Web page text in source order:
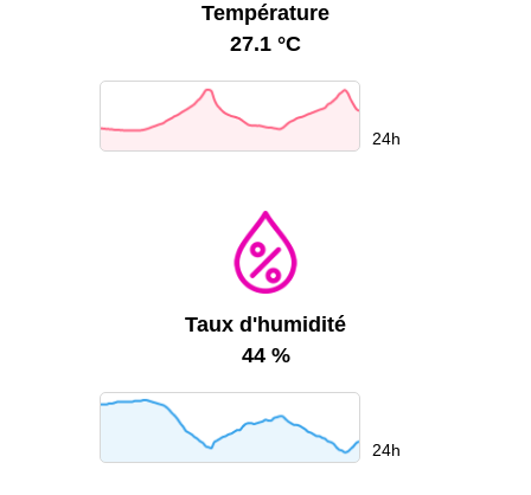
Température
27.1 °C
24h
Taux d'humidité
44 %
24h